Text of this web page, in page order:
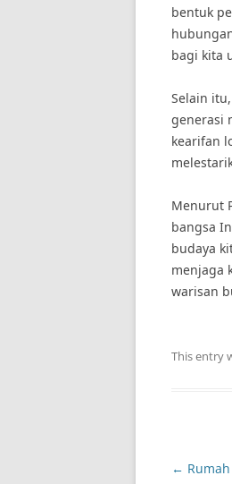
bentuk
bagi kita
Selain
generasi
kearifan
Menurut
bangsa
budaya
menjaga
warisan
This entry
Post
←